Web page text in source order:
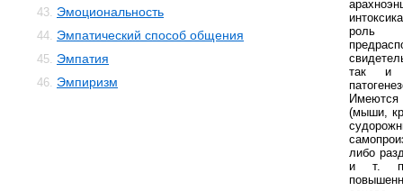
43. Эмоциональность
44. Эмпатический способ общения
45. Эмпатия
46. Эмпиризм
роль
так и
(мыши,
либо
и т.